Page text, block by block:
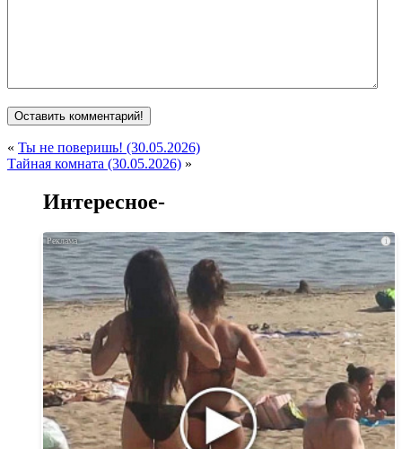
« Ты не поверишь! (30.05.2026)
Тайная комната (30.05.2026) »
Интересное-
i